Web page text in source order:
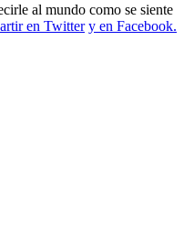
al mundo como se siente
en Twitter y en Facebook.